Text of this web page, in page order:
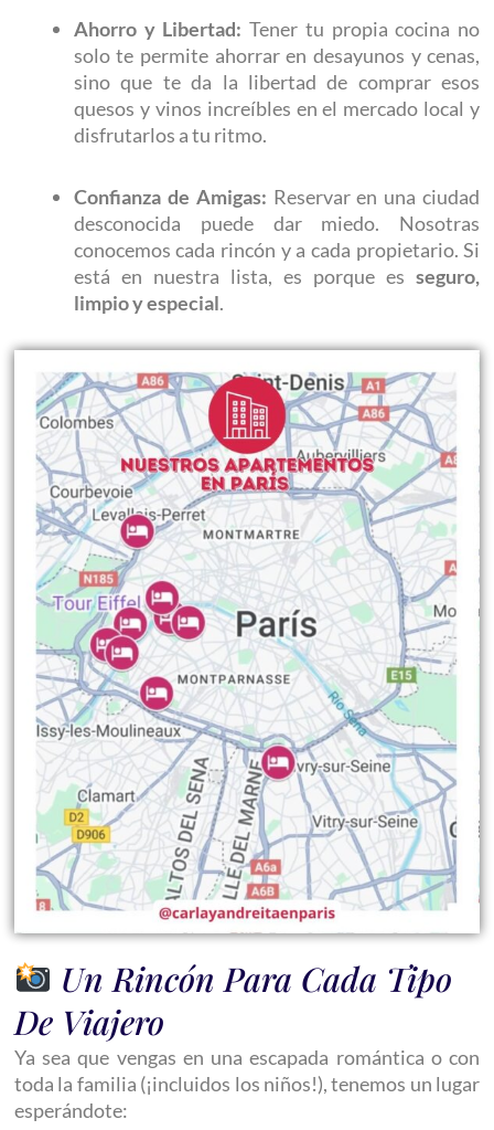
Ahorro y Libertad: Tener tu propia cocina no
solo te permite ahorrar en desayunos y cenas,
sino que te da la libertad de comprar esos
quesos y vinos increíbles en el mercado local y
disfrutarlos a tu ritmo.
Confianza de Amigas: Reservar en una ciudad
desconocida puede dar miedo. Nosotras
conocemos cada rincón y a cada propietario. Si
está en nuestra lista, es porque esseguro,
limpio y especial.
Un Rincón Para Cada Tipo
De Viajero
Ya sea que vengas en una escapada romántica o con
toda la familia (¡incluidos los niños!), tenemos un lugar
esperándote: